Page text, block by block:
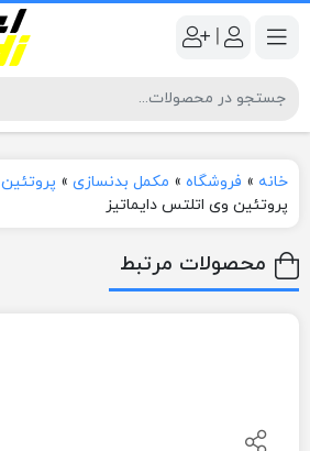
|
خانه » فروشگاه » مکمل بدنسازی » پروتئین
پروتئین وی اتلتس دایماتیز
محصولات مرتبط